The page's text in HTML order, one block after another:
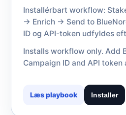
Installérbart workflow:
-> Enrich -> Send to
ID og API-token udfyldes
Installs workflow only. Add
Campaign ID and API
Læs playbook Installer